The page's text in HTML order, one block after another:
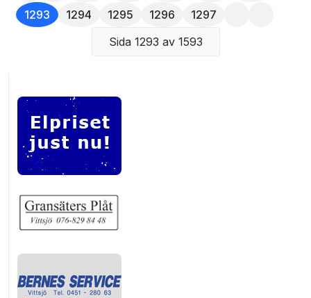
1293 1294 1295 1296
1297
Sida 1293 av 1593